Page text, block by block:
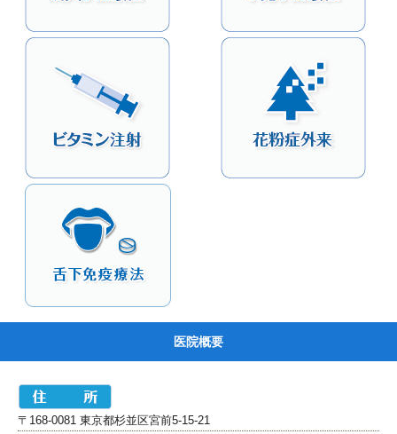
医院概要
〒168-0081 東京都杉並区宮前5-15-21